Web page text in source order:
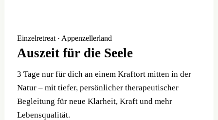
Einzelretreat · Appenzellerland
Auszeit für die Seele
3 Tage nur für dich an einem Kraftort mitten in der
Natur – mit tiefer, persönlicher therapeutischer
Begleitung für neue Klarheit, Kraft und mehr
Lebensqualität.